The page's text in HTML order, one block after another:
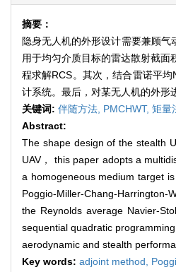
摘要：
隐身无人机的外形设计需要兼顾
用于均匀介质目标的雷达散射截
程求解RCS。其次，结合雷诺平
计系统。最后，对某无人机的外形
关键词: 伴随方法, PMCHWT, 矩量
Abstract:
The shape design of the stealth
UAV， this paper adopts a
a homogeneous medium target
Poggio-Miller-Chang-Harrington-
the Reynolds average Navier-
sequential quadratic
aerodynamic and stealth
Key words: adjoint method,